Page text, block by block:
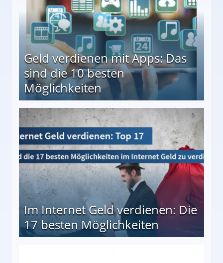
Geld verdienen mit Apps: Das
sind die 10 besten
Möglichkeiten
besten Möglichkeiten
Im Internet Geld verdienen: Die
17 besten Möglichkeiten